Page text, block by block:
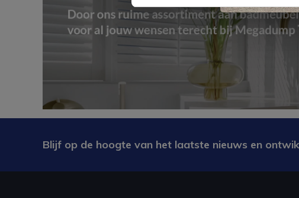
Blijf op de hoogte van het laatste nieuws en